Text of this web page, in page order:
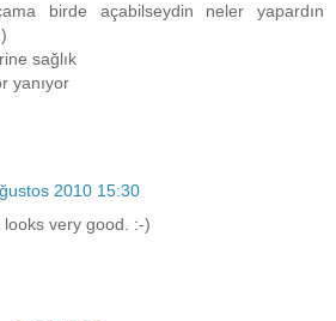
birde açabilseydin neler yapardın
sağlık
yanıyor
2010 15:30
very good. :-)